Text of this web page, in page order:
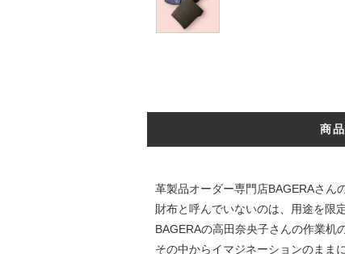
商
革製品オーダー専門店BAGERAさん
財布と呼んでいないのは、用途を限
BAGERAの高田奈央子さんの作業机
その中からイマジネーションのまま